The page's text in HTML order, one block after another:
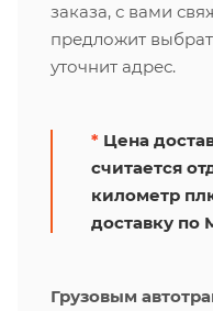
заказа, с вами
предложит
уточнит адрес.
* Цена
считается
километр
доставку по
Грузовым